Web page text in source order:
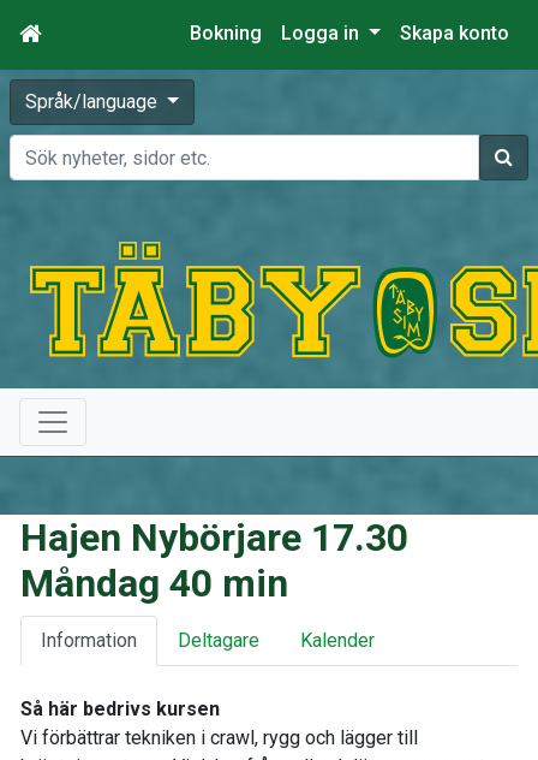
Bokning Logga in Skapa konto
Språk/language
Sök
Hajen Nybörjare 17.30
Måndag 40 min
Information Deltagare Kalender
Så här bedrivs kursen
Vi förbättrar tekniken i crawl, rygg och lägger till